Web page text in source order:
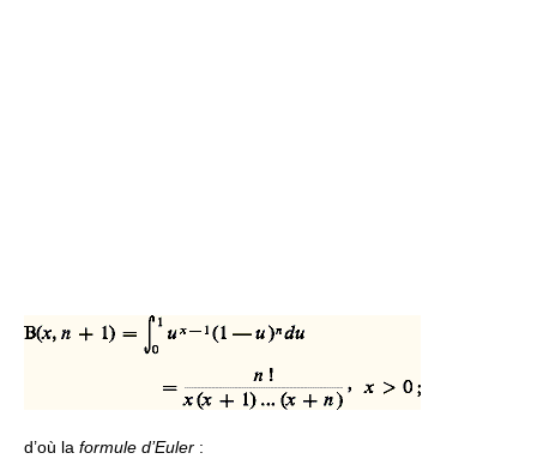
d’où la formule d’Euler :